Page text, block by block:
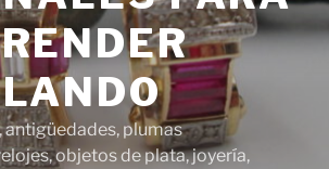
plumas
objetos de plata, joyería,